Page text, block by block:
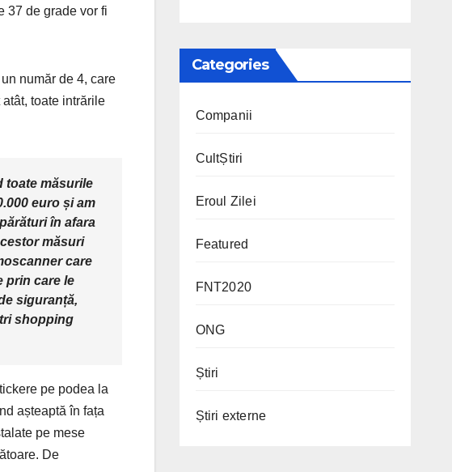
37 de grade vor fi
număr de 4, care
toate intrările
toate măsurile
euro și am
în afara
măsuri
care
prin care le
siguranță,
shopping
pe podea la
așteaptă în fața
pe mese
De
Categories
Companii
CultȘtiri
Eroul Zilei
Featured
FNT2020
ONG
Știri
Știri externe